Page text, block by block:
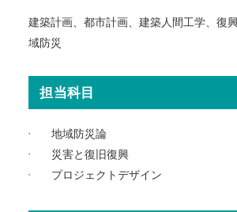
建築計画、都市計画、建築人間工学、復
域防災
担当科目
地域防災論
災害と復旧復興
プロジェクトデザイン